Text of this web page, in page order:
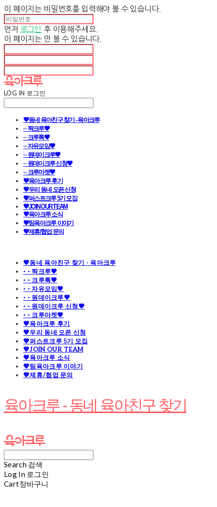
이 페이지는 비밀번호를 입력해야 볼 수 있습니다.
먼저 로그인 후 이용해주세요.
이 페이지는 만 볼 수 있습니다.
LOG IN 로그인
💖동네 육아친구 찾기 - 육아크루
· · 짝크루🧡
· · 크루톡🧡
· · 자유모임🧡
· · 원데이크루🧡
· · 원데이크루 신청🧡
· · 크루마켓🧡
💖육아크루 후기
💖우리 동네 오픈 신청
💖퍼스트크루 5기 모집
💖JOIN OUR TEAM
💖육아크루 소식
💖팀육아크루 이야기
💖제휴/협업 문의
💖동네 육아친구 찾기 - 육아크루
· · 짝크루🧡
· · 크루톡🧡
· · 자유모임🧡
· · 원데이크루🧡
· · 원데이크루 신청🧡
· · 크루마켓🧡
💖육아크루 후기
💖우리 동네 오픈 신청
💖퍼스트크루 5기 모집
💖JOIN OUR TEAM
💖육아크루 소식
💖팀육아크루 이야기
💖제휴/협업 문의
육아크루 - 동네 육아친구 찾기
Search 검색
Log In 로그인
Cart장바구니